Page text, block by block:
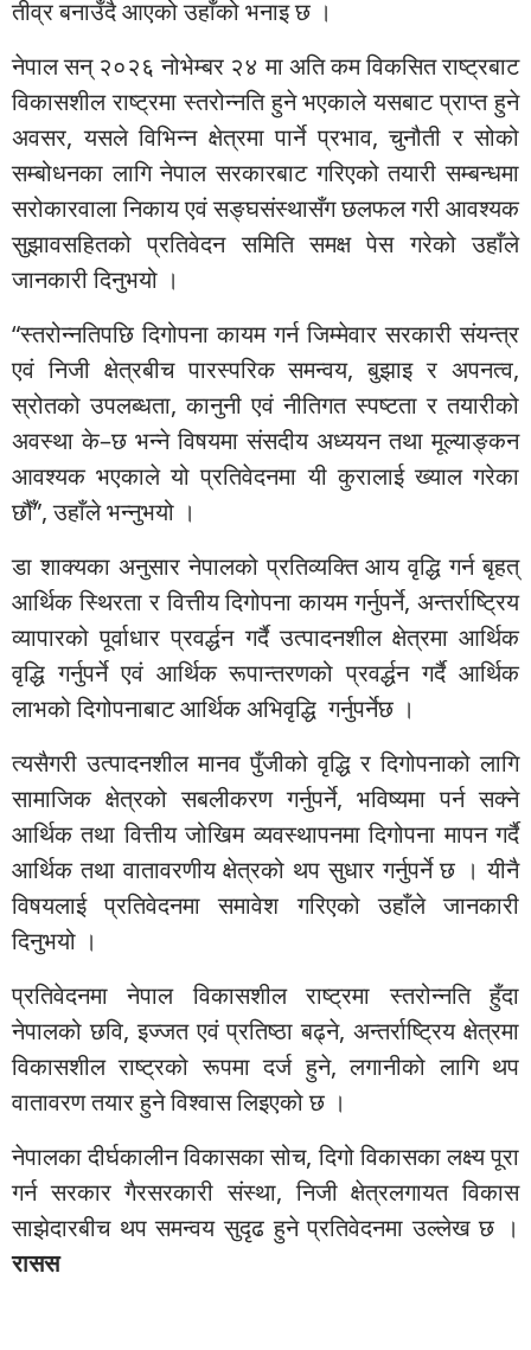
तीव्र बनाउँदै आएको उहाँको भनाइ छ ।
नेपाल सन् २०२६ नोभेम्बर २४ मा अति कम विकसित राष्ट्रबाट
विकासशील राष्ट्रमा स्तरोन्नति हुने भएकाले यसबाट प्राप्त हुने
अवसर, यसले विभिन्न क्षेत्रमा पार्ने प्रभाव, चुनौती र सोको
सम्बोधनका लागि नेपाल सरकारबाट गरिएको तयारी सम्बन्धमा
सरोकारवाला निकाय एवं सङ्घसंस्थासँग छलफल गरी आवश्यक
सुझावसहितको प्रतिवेदन समिति समक्ष पेस गरेको उहाँले
जानकारी दिनुभयो ।
“स्तरोन्नतिपछि दिगोपना कायम गर्न जिम्मेवार सरकारी संयन्त्र
एवं निजी क्षेत्रबीच पारस्परिक समन्वय, बुझाइ र अपनत्व,
स्रोतको उपलब्धता, कानुनी एवं नीतिगत स्पष्टता र तयारीको
अवस्था के–छ भन्ने विषयमा संसदीय अध्ययन तथा मूल्याङ्कन
आवश्यक भएकाले यो प्रतिवेदनमा यी कुरालाई ख्याल गरेका
छौँ”, उहाँले भन्नुभयो ।
डा शाक्यका अनुसार नेपालको प्रतिव्यक्ति आय वृद्धि गर्न बृहत्
आर्थिक स्थिरता र वित्तीय दिगोपना कायम गर्नुपर्ने, अन्तर्राष्ट्रिय
व्यापारको पूर्वाधार प्रवर्द्धन गर्दै उत्पादनशील क्षेत्रमा आर्थिक
वृद्धि गर्नुपर्ने एवं आर्थिक रूपान्तरणको प्रवर्द्धन गर्दै आर्थिक
लाभको दिगोपनाबाट आर्थिक अभिवृद्धि गर्नुपर्नेछ ।
त्यसैगरी उत्पादनशील मानव पुँजीको वृद्धि र दिगोपनाको लागि
सामाजिक क्षेत्रको सबलीकरण गर्नुपर्ने, भविष्यमा पर्न सक्ने
आर्थिक तथा वित्तीय जोखिम व्यवस्थापनमा दिगोपना मापन गर्दै
आर्थिक तथा वातावरणीय क्षेत्रको थप सुधार गर्नुपर्ने छ । यीनै
विषयलाई प्रतिवेदनमा समावेश गरिएको उहाँले जानकारी
दिनुभयो ।
प्रतिवेदनमा नेपाल विकासशील राष्ट्रमा स्तरोन्नति हुँदा
नेपालको छवि, इज्जत एवं प्रतिष्ठा बढ्ने, अन्तर्राष्ट्रिय क्षेत्रमा
विकासशील राष्ट्रको रूपमा दर्ज हुने, लगानीको लागि थप
वातावरण तयार हुने विश्वास लिइएको छ ।
नेपालका दीर्घकालीन विकासका सोच, दिगो विकासका लक्ष्य पूरा
गर्न सरकार गैरसरकारी संस्था, निजी क्षेत्रलगायत विकास
साझेदारबीच थप समन्वय सुदृढ हुने प्रतिवेदनमा उल्लेख छ ।
रासस